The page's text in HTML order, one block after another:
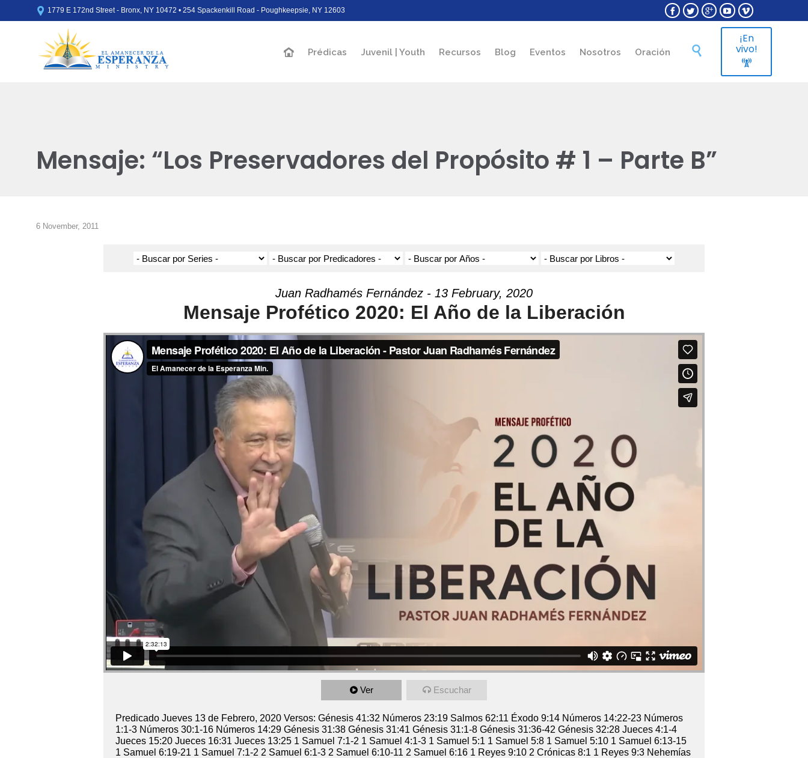
 1779 E 172nd Street - Bronx, NY 10472 • 254 Spackenkill Road - Poughkeepsie, NY 12603     
Skip
Prédicas Juvenil | Youth Recursos Blog Eventos Nosotros Oración 
¡En
vivo!

Mensaje: “Los Preservadores del Propósito # 1 – Parte B”
6 November, 2011
Juan Radhamés Fernández - 13 February, 2020
Mensaje Profético 2020: El Año de la Liberación
Ver Escuchar
Predicado Jueves 13 de Febrero, 2020 Versos: Génesis 41:32 Números 23:19 Salmos 62:11 Éxodo 9:14 Números 14:22-23 Números
1:1-3 Números 30:1-16 Números 14:29 Génesis 31:38 Génesis 31:41 Génesis 31:1-8 Génesis 31:36-42 Génesis 32:28 Jueces 4:1-4
Jueces 15:20 Jueces 16:31 Jueces 13:25 1 Samuel 7:1-2 1 Samuel 4:1-3 1 Samuel 5:1 1 Samuel 5:8 1 Samuel 5:10 1 Samuel 6:13-15
1 Samuel 6:19-21 1 Samuel 7:1-2 2 Samuel 6:1-3 2 Samuel 6:10-11 2 Samuel 6:16 1 Reyes 9:10 2 Crónicas 8:1 1 Reyes 9:3 Nehemías